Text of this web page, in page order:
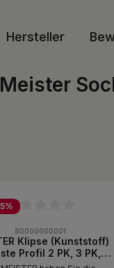
Hersteller
%
80000000001
Klipse (Kunststoff)
Profil 2 PK, 3 PK, 5
PK, 9 PK, 10 PK, 11 Pk,